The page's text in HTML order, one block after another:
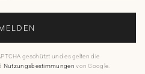
geschützt und es gelten die
Nutzungsbestimmungen von Google.